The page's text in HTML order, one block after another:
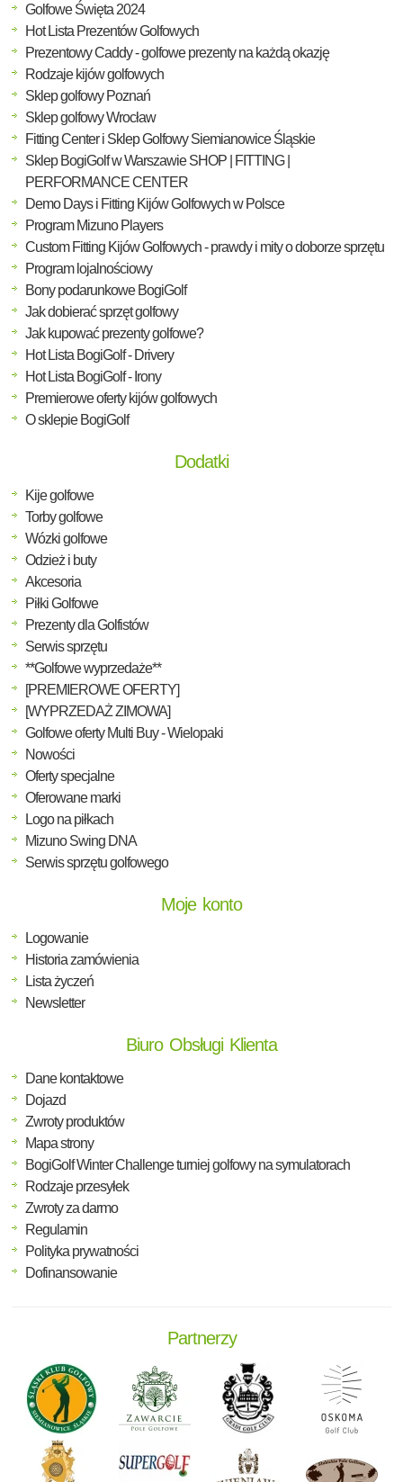
Golfowe Święta 2024
Hot Lista Prezentów Golfowych
Prezentowy Caddy - golfowe prezenty na każdą okazję
Rodzaje kijów golfowych
Sklep golfowy Poznań
Sklep golfowy Wrocław
Fitting Center i Sklep Golfowy Siemianowice Śląskie
Sklep BogiGolf w Warszawie SHOP | FITTING |
PERFORMANCE CENTER
Demo Days i Fitting Kijów Golfowych w Polsce
Program Mizuno Players
Custom Fitting Kijów Golfowych - prawdy i mity o doborze sprzętu
Program lojalnościowy
Bony podarunkowe BogiGolf
Jak dobierać sprzęt golfowy
Jak kupować prezenty golfowe?
Hot Lista BogiGolf - Drivery
Hot Lista BogiGolf - Irony
Premierowe oferty kijów golfowych
O sklepie BogiGolf
Dodatki
Kije golfowe
Torby golfowe
Wózki golfowe
Odzież i buty
Akcesoria
Piłki Golfowe
Prezenty dla Golfistów
Serwis sprzętu
**Golfowe wyprzedaże**
[PREMIEROWE OFERTY]
[WYPRZEDAŻ ZIMOWA]
Golfowe oferty Multi Buy - Wielopaki
Nowości
Oferty specjalne
Oferowane marki
Logo na piłkach
Mizuno Swing DNA
Serwis sprzętu golfowego
Moje konto
Logowanie
Historia zamówienia
Lista życzeń
Newsletter
Biuro Obsługi Klienta
Dane kontaktowe
Dojazd
Zwroty produktów
Mapa strony
BogiGolf Winter Challenge turniej golfowy na symulatorach
Rodzaje przesyłek
Zwroty za darmo
Regulamin
Polityka prywatności
Dofinansowanie
Partnerzy